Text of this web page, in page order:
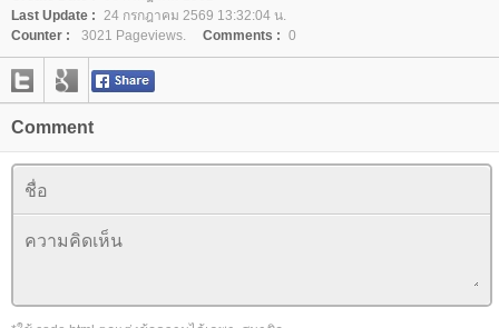
Last Update : 24 กรกฎาคม 2569 13:32:04 น.
Counter :
3021 Pageviews. Comments : 0
Comment